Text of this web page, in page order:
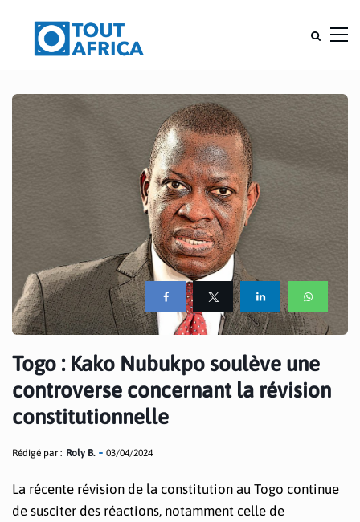
Togo : Kako Nubukpo soulève une
controverse concernant la révision
constitutionnelle
Rédigé par : Roly B. 03/04/2024
La récente révision de la constitution au Togo continue
de susciter des réactions, notamment celle de